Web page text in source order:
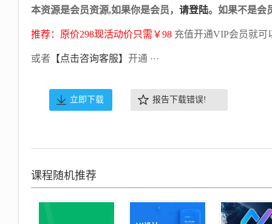
本资源是会员资源,如果你是会员， 请登陆。如果不是会
推荐：原价298现活动价只需￥98 充值开通VIP会员就可
或者 【点击咨询客服】 开通 ···
立即下载 报告下载错误!
课程随机推荐